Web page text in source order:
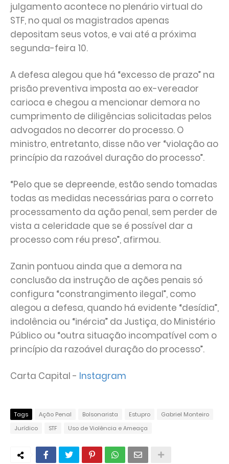
julgamento acontece no plenário virtual do
STF, no qual os magistrados apenas
depositam seus votos, e vai até a próxima
segunda-feira 10.⁠
A defesa alegou que há “excesso de prazo” na
prisão preventiva imposta ao ex-vereador
carioca e chegou a mencionar demora no
cumprimento de diligências solicitadas pelos
advogados no decorrer do processo. O
ministro, entretanto, disse não ver “violação ao
princípio da razoável duração do processo”.⁠
“Pelo que se depreende, estão sendo tomadas
todas as medidas necessárias para o correto
processamento da ação penal, sem perder de
vista a celeridade que se é possível dar a
processo com réu preso”, afirmou.⁠
Zanin pontuou ainda que a demora na
conclusão da instrução de ações penais só
configura “constrangimento ilegal”, como
alegou a defesa, quando há evidente “desídia”,
indolência ou “inércia” da Justiça, do Ministério
Público ou “outra situação incompatível com o
princípio da razoável duração do processo”.⁠
Carta Capital - Instagram
Tags Ação Penal Bolsonarista Estupro
Gabriel Monteiro
Jurídico
STF Uso de Violência e Ameaça